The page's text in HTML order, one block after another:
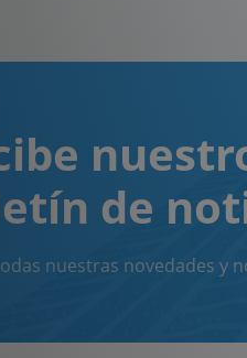
de
nuestras novedades y